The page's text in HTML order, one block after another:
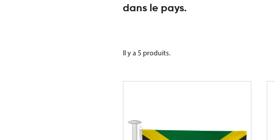
dans le pays.
Il y a 5 produits.